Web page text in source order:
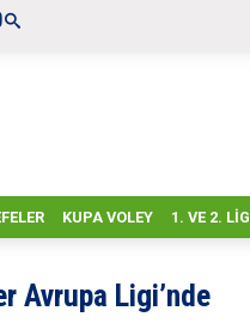
KUPA VOLEY 1. VE 2. LIG
Avrupa Ligi’nde